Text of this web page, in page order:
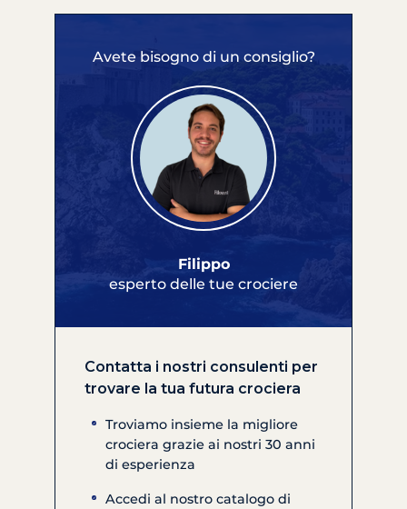
Avete bisogno di un consiglio?
Filippo
esperto delle tue crociere
Contatta i nostri consulenti per
trovare la tua futura crociera
Troviamo insieme la migliore
crociera grazie ai nostri 30 anni
di esperienza
Accedi al nostro catalogo di